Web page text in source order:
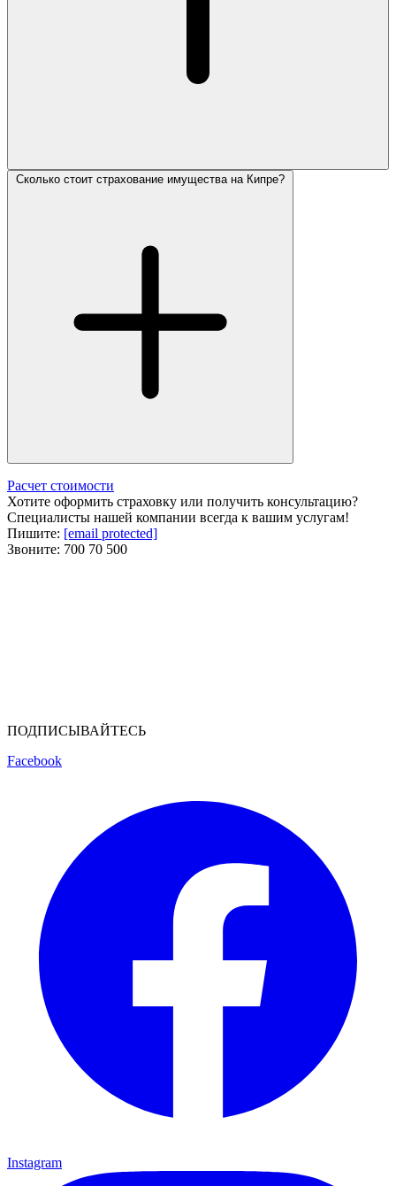
Сколько стоит страхование имущества на Кипре?
Расчет стоимости
Хотите оформить страховку или получить консультацию?
Специалисты нашей компании всегда к вашим услугам!
Пишите: [email protected]
Звоните: 700 70 500
ПОДПИСЫВАЙТЕСЬ
Facebook
Instagram